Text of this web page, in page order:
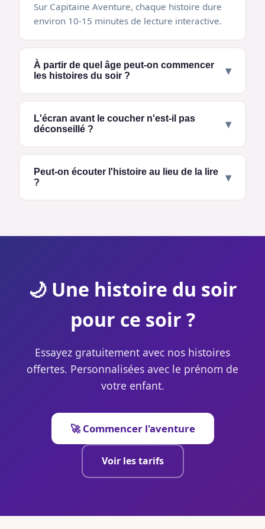
Sur Capitaine Aventure, chaque histoire dure
environ 10-15 minutes de lecture interactive.
À partir de quel âge peut-on commencer
les histoires du soir ?
▾
L'écran avant le coucher n'est-il pas
déconseillé ?
▾
Peut-on écouter l'histoire au lieu de la lire
?
▾
🌙 Une histoire du soir
pour ce soir ?
Essayez gratuitement avec nos histoires
offertes. Personnalisées avec le prénom de
votre enfant.
🚀 Commencer l'aventure
Voir les tarifs